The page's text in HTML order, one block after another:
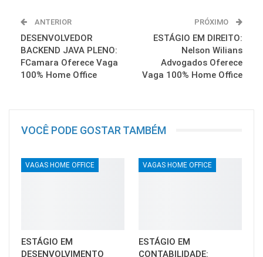
ANTERIOR
DESENVOLVEDOR
BACKEND JAVA PLENO:
FCamara Oferece Vaga
100% Home Office
PRÓXIMO
ESTÁGIO EM DIREITO:
Nelson Wilians
Advogados Oferece
Vaga 100% Home Office
VOCÊ PODE GOSTAR TAMBÉM
VAGAS HOME OFFICE
ESTÁGIO EM
DESENVOLVIMENTO
VAGAS HOME OFFICE
ESTÁGIO EM
CONTABILIDADE: